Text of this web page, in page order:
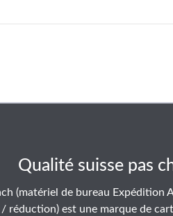
Qualité suisse pas
(matériel de bureau Expédition
/ réduction) est une marque de